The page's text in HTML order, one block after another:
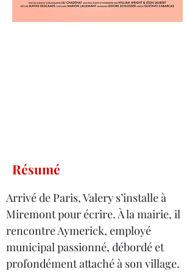
Résumé
Arrivé de Paris, Valery s’installe à
Miremont pour écrire. À la mairie, il
rencontre Aymerick, employé
municipal passionné, débordé et
profondément attaché à son village.